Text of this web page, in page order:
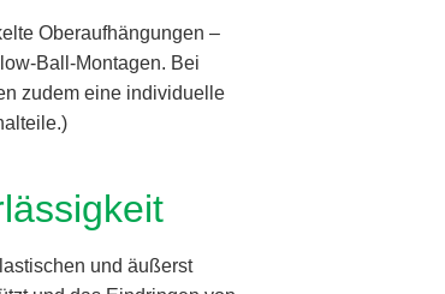
Oberaufhängungen –
Ball-Montagen. Bei
zudem eine individuelle
und äußerst